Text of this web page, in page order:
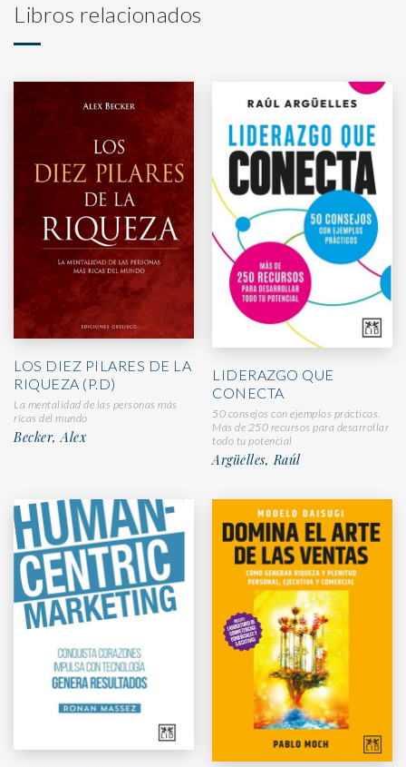
Libros relacionados
LOS DIEZ PILARES DE LA
RIQUEZA (P.D)
La mentalidad de las personas más
ricas del mundo
Becker, Alex
LIDERAZGO QUE
CONECTA
50 consejos con ejemplos prácticos.
Más de 250 recursos para desarrollar
todo tu potencial
Argüelles, Raúl